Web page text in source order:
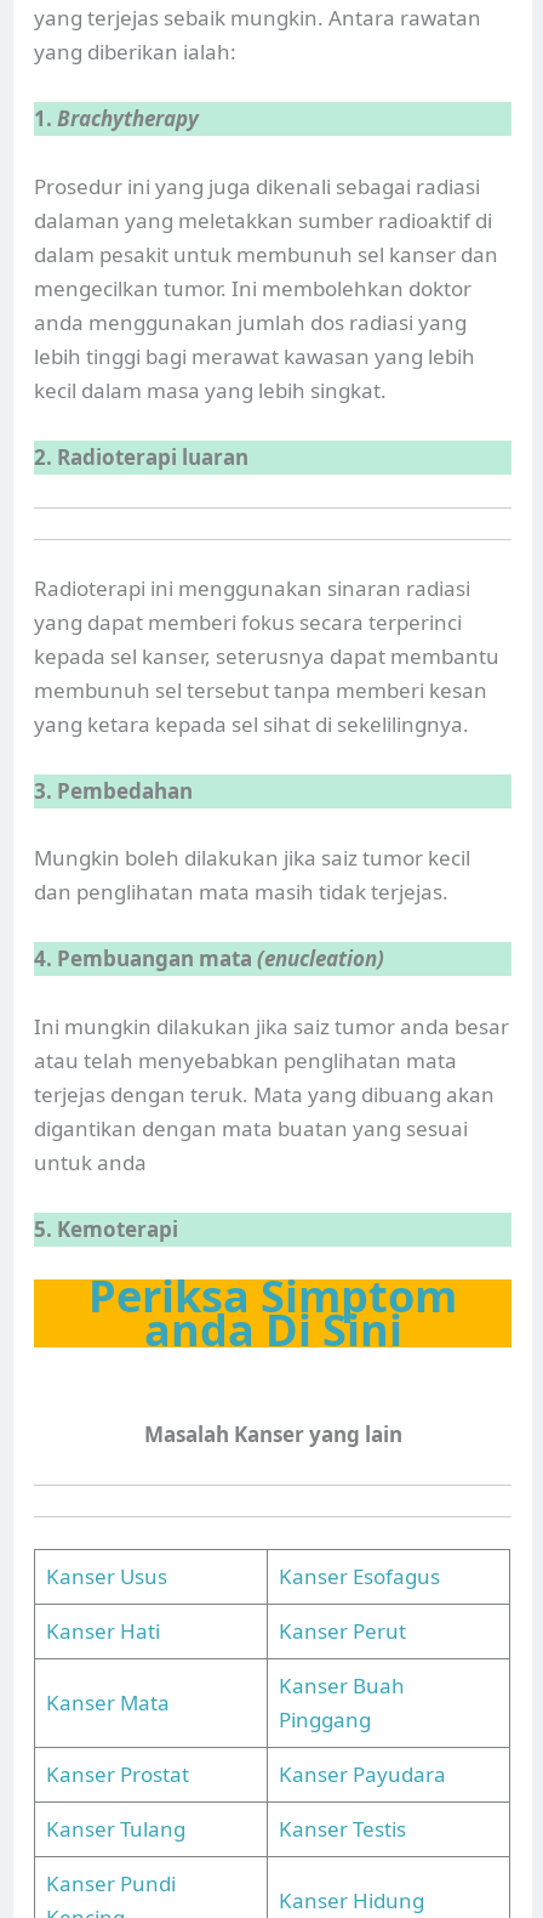
yang terjejas sebaik mungkin. Antara rawatan
yang diberikan ialah:
1.Brachytherapy
Prosedur ini yang juga dikenali sebagai radiasi
dalaman yang meletakkan sumber radioaktif di
dalam pesakit untuk membunuh sel kanser dan
mengecilkan tumor. Ini membolehkan doktor
anda menggunakan jumlah dos radiasi yang
lebih tinggi bagi merawat kawasan yang lebih
kecil dalam masa yang lebih singkat.
2. Radioterapi luaran
Radioterapi ini menggunakan sinaran radiasi
yang dapat memberi fokus secara terperinci
kepada sel kanser, seterusnya dapat membantu
membunuh sel tersebut tanpa memberi kesan
yang ketara kepada sel sihat di sekelilingnya.
3. Pembedahan
Mungkin boleh dilakukan jika saiz tumor kecil
dan penglihatan mata masih tidak terjejas.
4. Pembuangan mata (enucleation)
Ini mungkin dilakukan jika saiz tumor anda besar
atau telah menyebabkan penglihatan mata
terjejas dengan teruk. Mata yang dibuang akan
digantikan dengan mata buatan yang sesuai
untuk anda
5. Kemoterapi
Periksa Simptom
anda Di Sini
Masalah Kanser yang lain
Kanser Usus
Kanser Esofagus
Kanser Hati
Kanser Perut
Kanser Mata
Kanser Buah
Pinggang
Kanser Prostat
Kanser Payudara
Kanser Tulang
Kanser Testis
Kanser Pundi
Kanser Hidung